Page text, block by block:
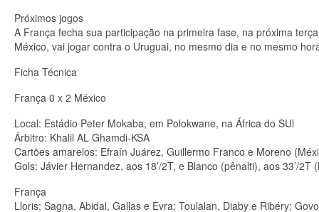
Próximos jogos
A França fecha sua participação na primeira fase, na próxima
México, vai jogar contra o Uruguai, no mesmo dia e no mesmo
Ficha Técnica
França 0 x 2 México
Local: Estádio Peter Mokaba, em Polokwane, na África do SUl
Árbitro: Khalil AL Ghamdi-KSA
Cartões amarelos: Efraín Juárez, Guillermo Franco e Moreno
Gols: Jávier Hernandez, aos 18’/2T, e Blanco (pênalti), aos 33’/2T
França
Lloris; Sagna, Abidal, Gallas e Evra; Toulalan, Diaby e Ribéry;